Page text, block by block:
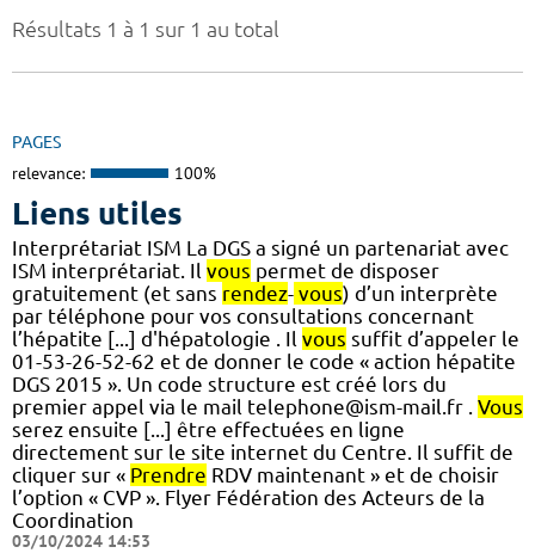
Résultats 1 à 1 sur 1 au total
PAGES
relevance: 100%
Liens utiles
Interprétariat ISM La DGS a signé un partenariat avec
ISM interprétariat. Il vous permet de disposer
gratuitement (et sans rendez- vous) d’un interprète
par téléphone pour vos consultations concernant
l’hépatite [...] d'hépatologie . Il vous suffit d’appeler le
01-53-26-52-62 et de donner le code « action hépatite
DGS 2015 ». Un code structure est créé lors du
premier appel via le mail telephone@ism-mail.fr . Vous
serez ensuite [...] être effectuées en ligne
directement sur le site internet du Centre. Il suffit de
cliquer sur « Prendre RDV maintenant » et de choisir
l’option « CVP ». Flyer Fédération des Acteurs de la
Coordination
03/10/2024 14:53